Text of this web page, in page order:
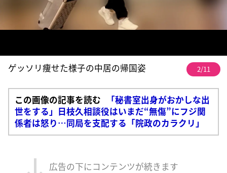
ゲッソリ痩せた様子の中居の帰国姿 2/11
この画像の記事を読む
「秘書室出身がおかしな出
世をする」日枝久相談役はいまだ“無傷”にフジ関
係者は怒り…同局を支配する「院政のカラクリ」
広告の下にコンテンツが続きます